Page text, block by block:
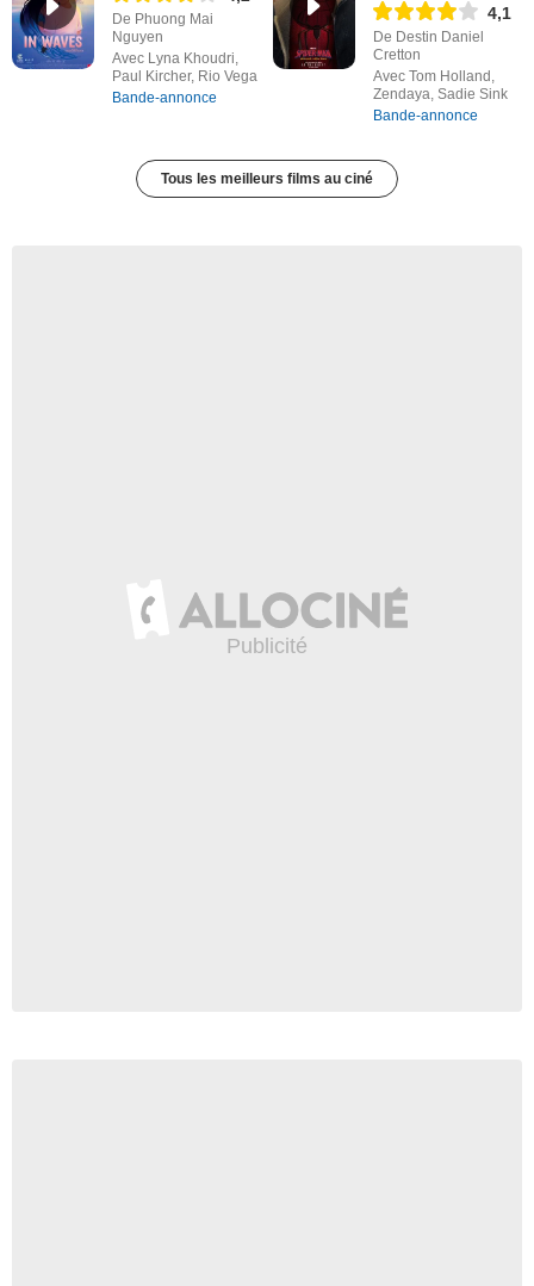
De Phuong Mai
Nguyen
Avec Lyna Khoudri,
Paul Kircher, Rio Vega
Bande-annonce
4,1
De Destin Daniel
Cretton
Avec Tom Holland,
Zendaya, Sadie Sink
Bande-annonce
Tous les meilleurs films au ciné